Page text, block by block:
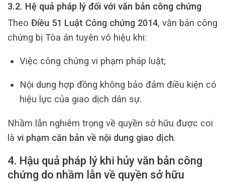
3.2. Hệ quả pháp lý đối với văn bản công chứng
Theo Điều 51 Luật Công chứng 2014, văn bản công
chứng bị Tòa án tuyên vô hiệu khi:
Việc công chứng vi phạm pháp luật;
Nội dung hợp đồng không bảo đảm điều kiện có
hiệu lực của giao dịch dân sự.
Nhầm lẫn nghiêm trọng về quyền sở hữu được coi
là vi phạm căn bản về nội dung giao dịch.
4. Hậu quả pháp lý khi hủy văn bản công
chứng do nhầm lẫn về quyền sở hữu